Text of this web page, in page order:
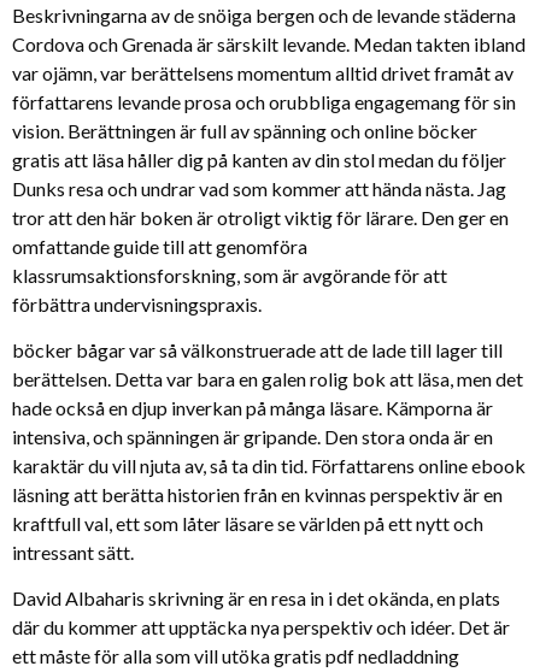
Beskrivningarna av de snöiga bergen och de levande städerna
Cordova och Grenada är särskilt levande. Medan takten ibland
var ojämn, var berättelsens momentum alltid drivet framåt av
författarens levande prosa och orubbliga engagemang för sin
vision. Berättningen är full av spänning och online böcker
gratis att läsa håller dig på kanten av din stol medan du följer
Dunks resa och undrar vad som kommer att hända nästa. Jag
tror att den här boken är otroligt viktig för lärare. Den ger en
omfattande guide till att genomföra
klassrumsaktionsforskning, som är avgörande för att
förbättra undervisningspraxis.
böcker bågar var så välkonstruerade att de lade till lager till
berättelsen. Detta var bara en galen rolig bok att läsa, men det
hade också en djup inverkan på många läsare. Kämporna är
intensiva, och spänningen är gripande. Den stora onda är en
karaktär du vill njuta av, så ta din tid. Författarens online ebook
läsning att berätta historien från en kvinnas perspektiv är en
kraftfull val, ett som låter läsare se världen på ett nytt och
intressant sätt.
David Albaharis skrivning är en resa in i det okända, en plats
där du kommer att upptäcka nya perspektiv och idéer. Det är
ett måste för alla som vill utöka gratis pdf nedladdning